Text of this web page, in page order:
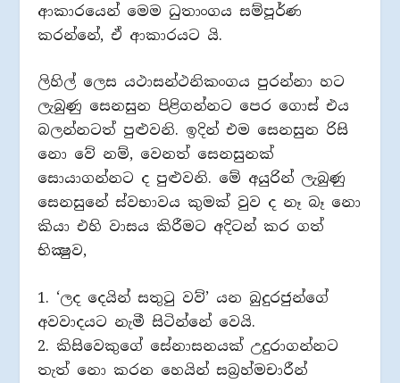
ආකාරයෙන් මෙම ධුතාංගය සම්පූර්ණ
කරන්නේ, ඒ ආකාරයට යි.
ලිහිල් ලෙස යථාසන්ථනිකංගය පුරන්නා හට
ලැබුණු සෙනසුන පිළිගන්නට පෙර ගොස් එය
බලන්නටත් පුළුවනි. ඉදින් එම සෙනසුන රිසි
නො වේ නම්, වෙනත් සෙනසුනක්
සොයාගන්නට ද පුළුවනි. මේ අයුරින් ලැබුණු
සෙනසුනේ ස්වභාවය කුමක් වුව ද නෑ බෑ නො
කියා එහි වාසය කිරීමට අදිටන් කර ගත්
භික්‍ෂුව,
1. ‘ලද දෙයින් සතුටු වව්’ යන බුදුරජුන්ගේ
අවවාදයට නැමී සිටින්නේ වෙයි.
2. කිසිවෙකුගේ සේනාසනයක් උදුරාගන්නට
තැත් නො කරන හෙයින් සබ්‍රහ්මචාරීන්